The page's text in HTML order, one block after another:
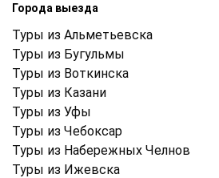
Города выезда
Туры из Альметьевска
Туры из Бугульмы
Туры из Воткинска
Туры из Казани
Туры из Уфы
Туры из Чебоксар
Туры из Набережных Челнов
Туры из Ижевска